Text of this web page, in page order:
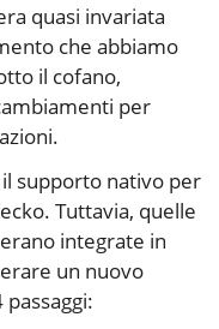
quasi invariata
che abbiamo
il cofano,
per
supporto nativo per
Tuttavia, quelle
integrate in
un nuovo